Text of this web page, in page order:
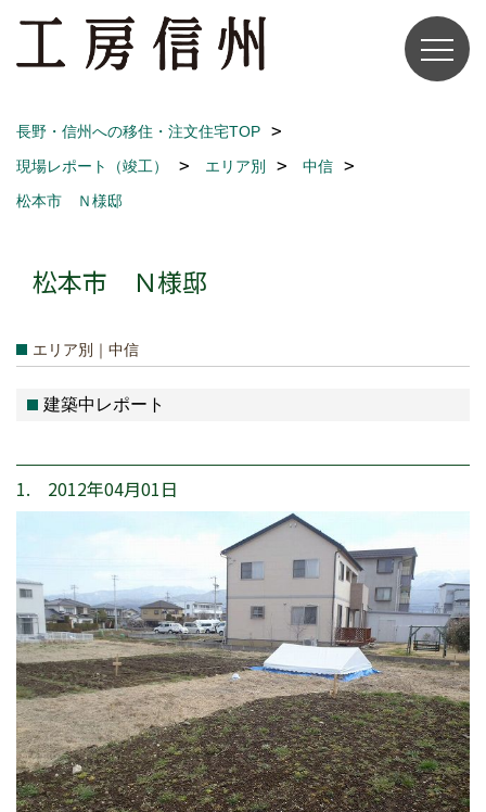
長野・信州への移住・注文住宅TOP
現場レポート（竣工）
エリア別
中信
松本市 Ｎ様邸
松本市 Ｎ様邸
エリア別｜中信
建築中レポート
1. 2012年04月01日